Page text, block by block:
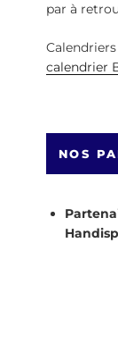
par à
Calendriers
calendrier
NOS